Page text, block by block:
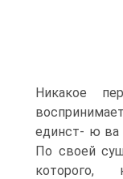
Никакое
единст- ю ва
По своей